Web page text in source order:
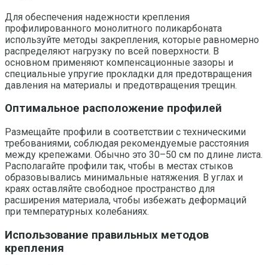
Для обеспечения надежности крепления
профилированного монолитного поликарбоната
используйте методы закрепления, которые равномерно
распределяют нагрузку по всей поверхности. В
основном применяют компенсационные зазоры и
специальные упругие прокладки для предотвращения
давления на материалы и предотвращения трещин.
Оптимальное расположение профилей
Размещайте профили в соответствии с техническими
требованиями, соблюдая рекомендуемые расстояния
между крепежами. Обычно это 30–50 см по длине листа.
Располагайте профили так, чтобы в местах стыков
образовывались минимальные натяжения. В углах и
краях оставляйте свободное пространство для
расширения материала, чтобы избежать деформаций
при температурных колебаниях.
Использование правильных методов
крепления